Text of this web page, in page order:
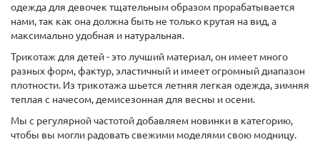
одежда для девочек тщательным образом прорабатывается
нами, так как она должна быть не только крутая на вид, а
максимально удобная и натуральная.
Трикотаж для детей - это лучший материал, он имеет много
разных форм, фактур, эластичный и имеет огромный диапазон
плотности. Из трикотажа шьется летняя легкая одежда, зимняя
теплая с начесом, демисезонная для весны и осени.
Мы с регулярной частотой добавляем новинки в категорию,
чтобы вы могли радовать свежими моделями свою модницу.